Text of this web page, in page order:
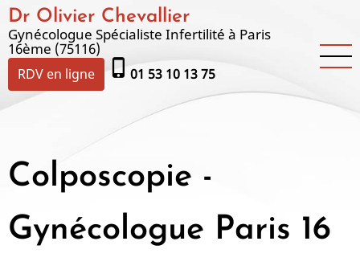
Aller
au
contenu
principal
Dr Olivier Chevallier
Gynécologue Spécialiste Infertilité à Paris
16ème (75116)
RDV en ligne phone_iphone 01 53 10 13 75
Colposcopie -
Gynécologue Paris 16